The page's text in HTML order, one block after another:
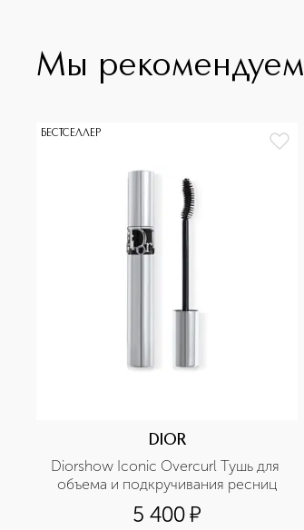
Мы рекомендуем
БЕСТСЕЛЛЕР
DIOR
Diorshow Iconic Overcurl Тушь для
объема и подкручивания ресниц
5 400¤